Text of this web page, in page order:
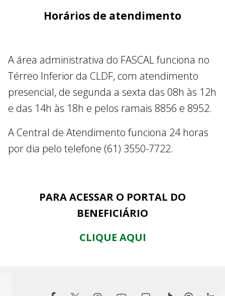
Horários de atendimento
A área administrativa do FASCAL funciona no
Térreo Inferior da CLDF, com atendimento
presencial, de segunda a sexta das 08h às 12h
e das 14h às 18h e pelos ramais 8856 e 8952.
A Central de Atendimento funciona 24 horas
por dia pelo telefone (61) 3550-7722.
PARA ACESSAR O PORTAL DO
BENEFICIÁRIO
CLIQUE AQUI